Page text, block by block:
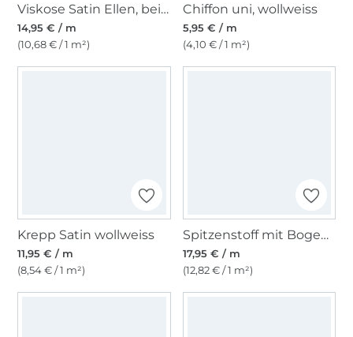
Viskose Satin Ellen, beige
14,95 € / m
(10,68 € / 1 m²)
Chiffon uni, wollweiss
5,95 € / m
(4,10 € / 1 m²)
Krepp Satin wollweiss
11,95 € / m
(8,54 € / 1 m²)
Spitzenstoff mit Bogenkante, wollweiß
17,95 € / m
(12,82 € / 1 m²)